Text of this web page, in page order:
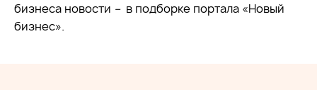
бизнеса новости – в подборке портала «Новый
бизнес».